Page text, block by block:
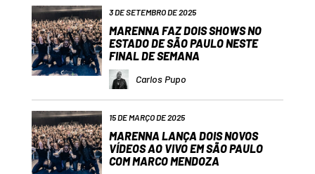
3 DE SETEMBRO DE 2025
MARENNA FAZ DOIS SHOWS NO
ESTADO DE SÃO PAULO NESTE
FINAL DE SEMANA
Carlos Pupo
15 DE MARÇO DE 2025
MARENNA LANÇA DOIS NOVOS
VÍDEOS AO VIVO EM SÃO PAULO
COM MARCO MENDOZA